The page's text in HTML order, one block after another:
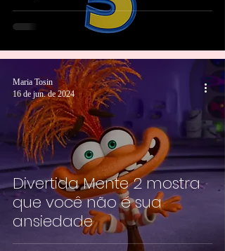
Divertida Mente 2 mostra
que você não é sua
ansiedade
Maria Tosin
16 de jun. de 2024